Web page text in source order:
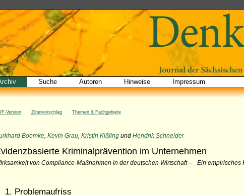
Suche Autoren Hinweise Impressum
Version Zitiervorschlag Themen & Fachgebiete
Boemke ,Kevin Grau ,Kristin Kißling undHendrik Schneider
Kriminalprävention im Unternehmen
von Compliance-Maßnahmen in der deutschen Wirtschaft – Ein empirisches
1. Problemaufriss